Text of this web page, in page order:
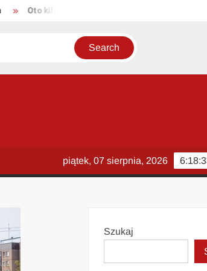
Oto kilka propozycji unikalnych tytułów
piątek, 07 sierpnia, 2026
Szukaj